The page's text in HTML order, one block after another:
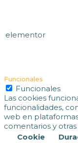
elementor
Funcionales
Funcionales
Las cookies
funcionalidades,
web en
comentarios y
Cookie